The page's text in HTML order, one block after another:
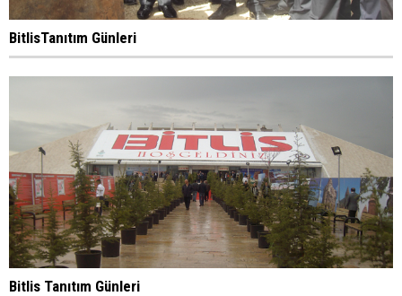
BitlisTanıtım Günleri
Bitlis Tanıtım Günleri